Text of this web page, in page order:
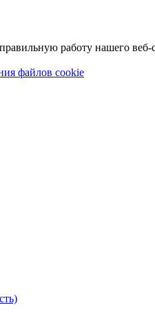
работу нашего веб-
файлов cookie